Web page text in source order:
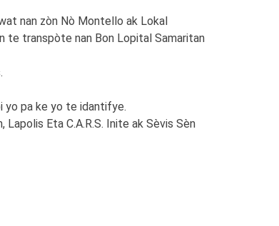
nan zòn Nò Montello ak Lokal
te transpòte nan Bon Lopital Samaritan
yo pa ke yo te idantifye.
Eta C.A.R.S. Inite ak Sèvis Sèn